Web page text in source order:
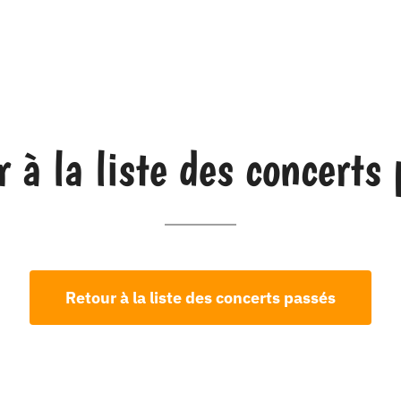
à la liste des concerts
Retour à la liste des concerts passés